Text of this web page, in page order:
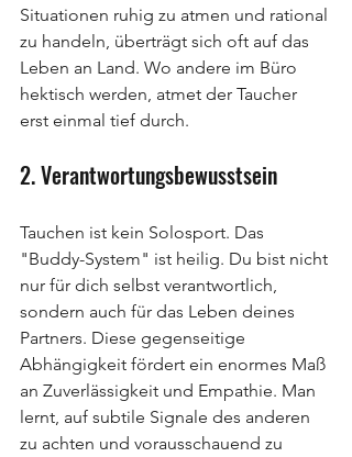
Situationen ruhig zu atmen und rational
zu handeln, überträgt sich oft auf das
Leben an Land. Wo andere im Büro
hektisch werden, atmet der Taucher
erst einmal tief durch.
2. Verantwortungsbewusstsein
Tauchen ist kein Solosport. Das
"Buddy-System" ist heilig. Du bist nicht
nur für dich selbst verantwortlich,
sondern auch für das Leben deines
Partners. Diese gegenseitige
Abhängigkeit fördert ein enormes Maß
an Zuverlässigkeit und Empathie. Man
lernt, auf subtile Signale des anderen
zu achten und vorausschauend zu